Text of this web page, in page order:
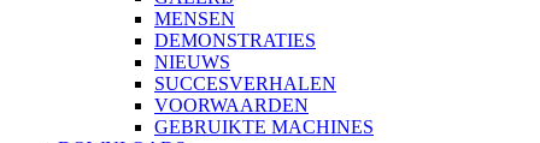
MENSEN
DEMONSTRATIES
NIEUWS
SUCCESVERHALEN
VOORWAARDEN
GEBRUIKTE MACHINES